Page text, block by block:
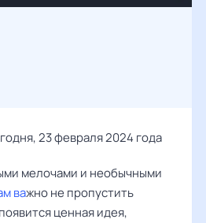
23 февраля 2024 года
мелочами и необычными
важно не пропустить
ценная идея,